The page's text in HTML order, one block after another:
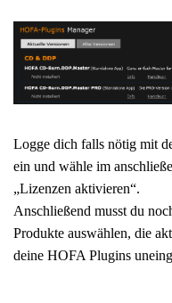
Logge dich falls nötig mit
ein und wähle im
„Lizenzen aktivieren“.
Anschließend musst du
Produkte auswählen, die
deine HOFA Plugins